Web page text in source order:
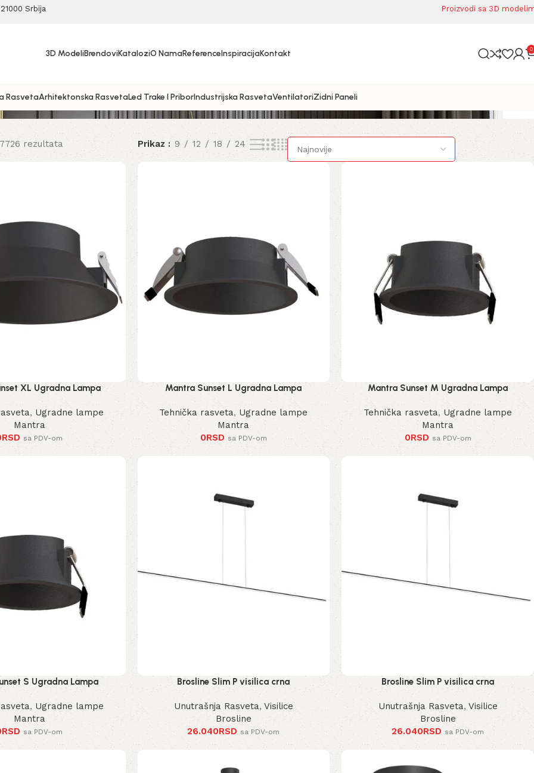
Srbija Proizvodi sa 3D
3D ModeliBrendoviKataloziO NamaReferenceInspiracijaKontakt 0
RasvetaArhitektonska RasvetaLed Trake I PriborIndustrijska RasvetaVentilatoriZidni Paneli
rezultata Prikaz 9 12 18 24
XL Ugradna Lampa
,Ugradne lampe
Mantra
RSD sa PDV-om
Mantra Sunset L Ugradna Lampa
Tehnička rasveta, Ugradne lampe
Mantra
0RSD sa PDV-om
Mantra Sunset M Ugradna Lampa
Tehnička rasveta,Ugradne lampe
Mantra
0RSD sa PDV-om
S Ugradna Lampa
, Ugradne lampe
Mantra
RSD sa PDV-om
Brosline Slim P visilica crna
Unutrašnja Rasveta, Visilice
Brosline
26.040RSD sa PDV-om
Brosline Slim P visilica crna
Unutrašnja Rasveta, Visilice
Brosline
26.040RSD sa PDV-om